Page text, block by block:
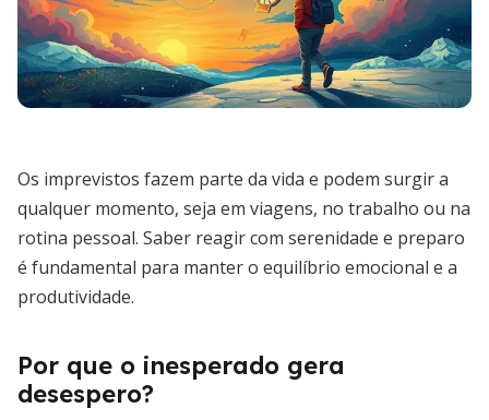
Os imprevistos fazem parte da vida e podem surgir a
qualquer momento, seja em viagens, no trabalho ou na
rotina pessoal. Saber reagir com serenidade e preparo
é fundamental para manter o equilíbrio emocional e a
produtividade.
Por que o inesperado gera
desespero?